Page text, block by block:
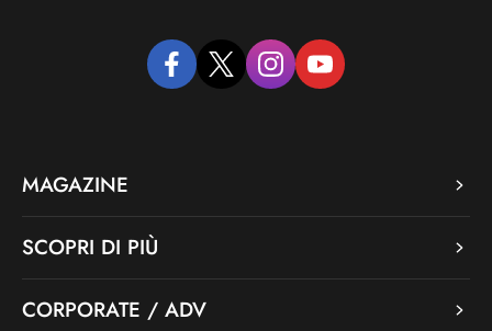
facebooktwitter instagramyoutube
MAGAZINE
SCOPRI DI PIÙ
CORPORATE / ADV